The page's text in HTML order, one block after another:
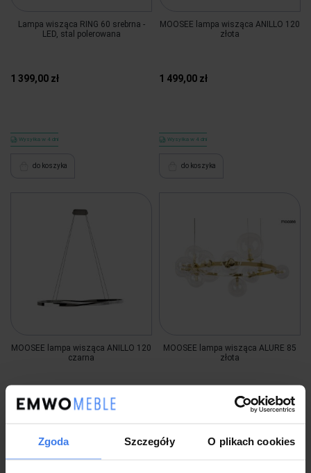
Zgoda Szczegóły O plikach cookies
Lampa wisząca RING 60 srebrna -
LED, stal polerowana
1 399,00 zł
Wysyłka w 4 dni
do koszyka
MOOSEE lampa wisząca ANILLO 120
złota
1 499,00 zł
Wysyłka w 4 dni
do koszyka
MOOSEE lampa wisząca ANILLO 120
czarna
1 499,00 zł
MOOSEE lampa wisząca ALURE 85
złota